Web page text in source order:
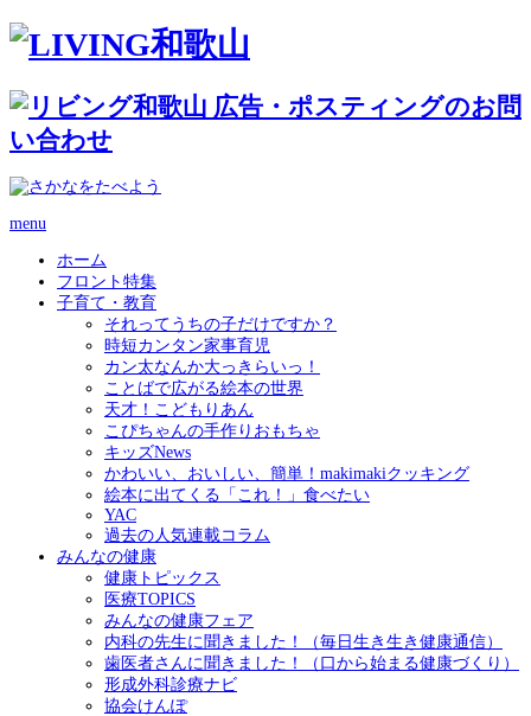
menu
ホーム
フロント特集
子育て・教育
それってうちの子だけですか？
時短カンタン家事育児
カン太なんか大っきらいっ！
ことばで広がる絵本の世界
天才！こどもりあん
こぴちゃんの手作りおもちゃ
キッズNews
かわいい、おいしい、簡単！makimakiクッキング
絵本に出てくる「これ！」食べたい
YAC
過去の人気連載コラム
みんなの健康
健康トピックス
医療TOPICS
みんなの健康フェア
内科の先生に聞きました！（毎日生き生き健康通信）
歯医者さんに聞きました！（口から始まる健康づくり）
形成外科診療ナビ
協会けんぽ